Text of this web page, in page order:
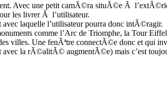
Avec une petit camÃ©ra situÃ©e Ã
les livrer Ã l’utilisateur.
laquelle l’utilisateur pourra donc intÃ©ragir.
comme l’Arc de Triomphe, la Tour
villes. Une fenÃªtre connectÃ©e donc et qui
la rÃ©alitÃ© augmentÃ©e) mais c’est